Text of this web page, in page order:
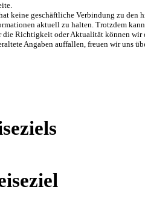
keine geschäftliche Verbindung zu den
aktuell zu halten. Trotzdem
die Richtigkeit oder Aktualität können
Angaben auffallen, freuen wir uns